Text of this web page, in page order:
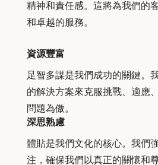
精神和責任感。這將為我們的
和卓越的服務。
資源豐富
足智多謀是我們成功的關鍵。
的解決方案來克服挑戰、適應
問題為傲。
深思熟慮
體貼是我們文化的核心。我們
注，確保我們以真正的關懷和